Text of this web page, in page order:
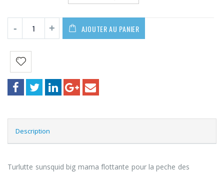
AJOUTER AU PANIER
Description
Turlutte sunsquid big mama flottante pour la peche des